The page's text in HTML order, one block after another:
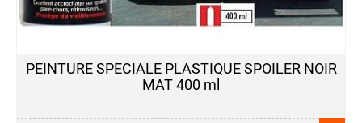
PEINTURE SPECIALE PLASTIQUE SPOILER NOIR
MAT 400 ml